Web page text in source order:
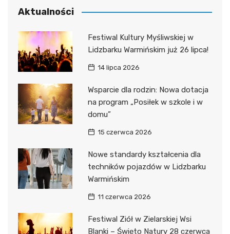
Aktualności
Festiwal Kultury Myśliwskiej w
Lidzbarku Warmińskim już 26 lipca!
14 lipca 2026
Wsparcie dla rodzin: Nowa dotacja
na program „Posiłek w szkole i w
domu”
15 czerwca 2026
Nowe standardy kształcenia dla
techników pojazdów w Lidzbarku
Warmińskim
11 czerwca 2026
Festiwal Ziół w Zielarskiej Wsi
Blanki – Święto Natury 28 czerwca